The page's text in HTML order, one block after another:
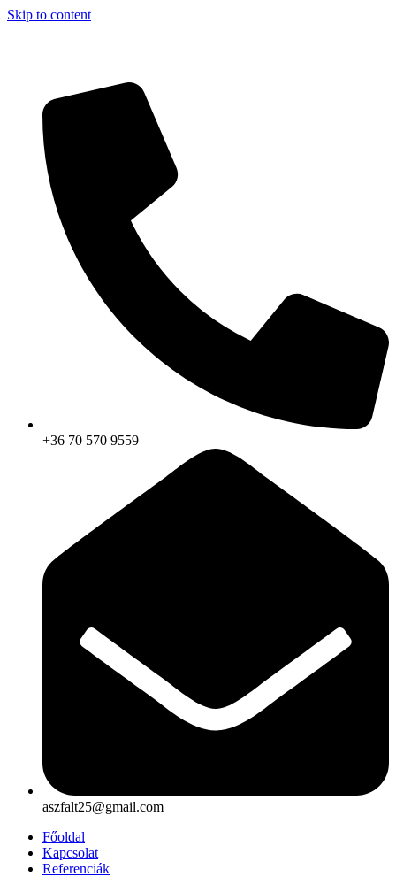
Skip to content
+36 70 570 9559
aszfalt25@gmail.com
Főoldal
Kapcsolat
Referenciák